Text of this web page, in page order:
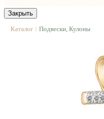
Закрыть
Каталог | Подвески, Кулоны